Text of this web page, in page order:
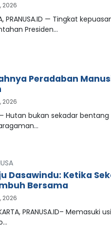
2026
PRANUSA.ID — Tingkat
Presiden…
Peradaban
2026
Hutan bukan sekadar
Dasawindu: Ketika
Bersama
2026
PRANUSA.ID– Memasuki